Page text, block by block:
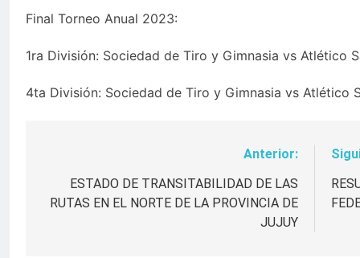
Final Torneo Anual 2023:
1ra División: Sociedad de Tiro y Gimnasia vs Atlético
4ta División: Sociedad de Tiro y Gimnasia vs Atlético
Anterior:
ESTADO DE TRANSITABILIDAD DE LAS
RUTAS EN EL NORTE DE LA PROVINCIA DE
JUJUY